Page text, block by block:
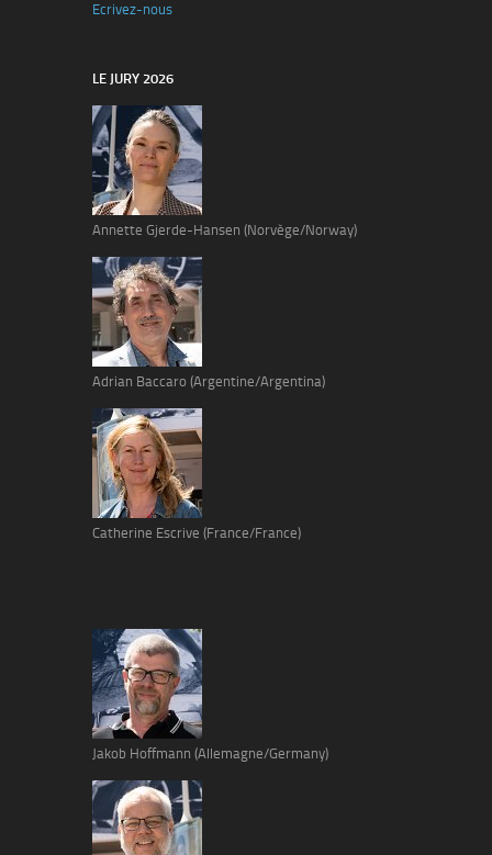
Ecrivez-nous
LE JURY 2026
Annette Gjerde-Hansen (Norvège/Norway)
Adrian Baccaro (Argentine/Argentina)
Catherine Escrive (France/France)
Jakob Hoffmann (Allemagne/Germany)